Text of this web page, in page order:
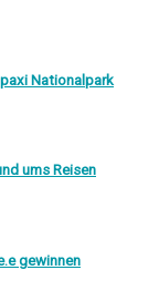
Nationalpark
ums Reisen
gewinnen